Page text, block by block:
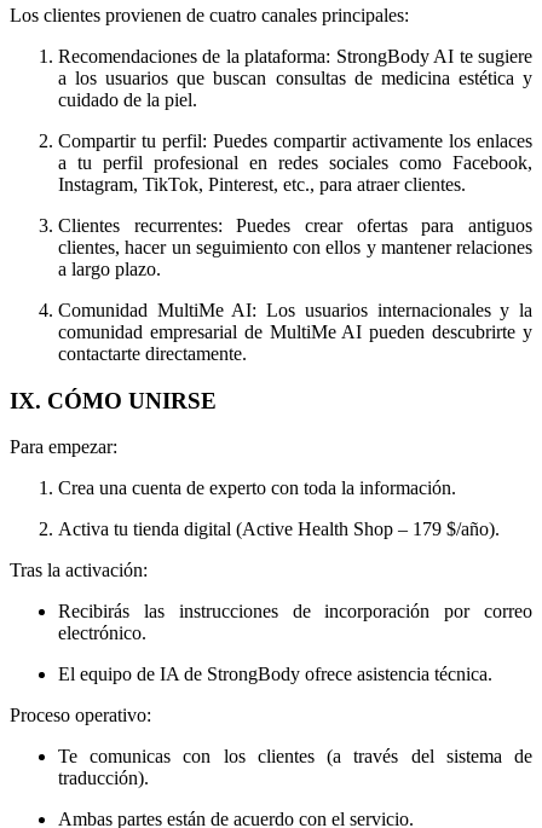
Los clientes provienen de cuatro canales principales:
Recomendaciones de la plataforma: StrongBody AI te sugiere
a los usuarios que buscan consultas de medicina estética y
cuidado de la piel.
Compartir tu perfil: Puedes compartir activamente los enlaces
a tu perfil profesional en redes sociales como Facebook,
Instagram, TikTok, Pinterest, etc., para atraer clientes.
Clientes recurrentes: Puedes crear ofertas para antiguos
clientes, hacer un seguimiento con ellos y mantener relaciones
a largo plazo.
Comunidad MultiMe AI: Los usuarios internacionales y la
comunidad empresarial de MultiMe AI pueden descubrirte y
contactarte directamente.
IX. CÓMO UNIRSE
Para empezar:
Crea una cuenta de experto con toda la información.
Activa tu tienda digital (Active Health Shop – 179 $/año).
Tras la activación:
Recibirás las instrucciones de incorporación por correo
electrónico.
El equipo de IA de StrongBody ofrece asistencia técnica.
Proceso operativo:
Te comunicas con los clientes (a través del sistema de
traducción).
Ambas partes están de acuerdo con el servicio.